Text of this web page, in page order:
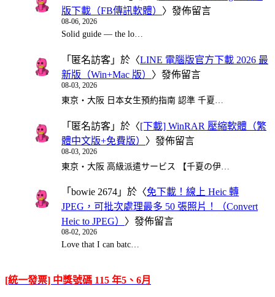
版下載（FB傳訊軟體） 〉發佈留言
08-06, 2026
Solid guide — the lo…
「 匿名訪客 」於〈LINE 電腦版官方下載 2026 最
新版（Win+Mac 版） 〉發佈留言
08-03, 2026
東京・大阪 日本女生預約指南 認準 千夏…
「 匿名訪客 」於〈[下載] WinRAR 壓縮軟體（繁
體中文版+免費版） 〉發佈留言
08-03, 2026
東京・大阪 高級派遣サービス 【千夏の伊…
「 bowie 2674 」於〈免下載！線上 Heic 轉
JPEG，可批次處理最多 50 張照片！（Convert
Heic to JPEG） 〉發佈留言
08-02, 2026
Love that I can batc…
[統一發票] 中獎號碼 115 年5、6月